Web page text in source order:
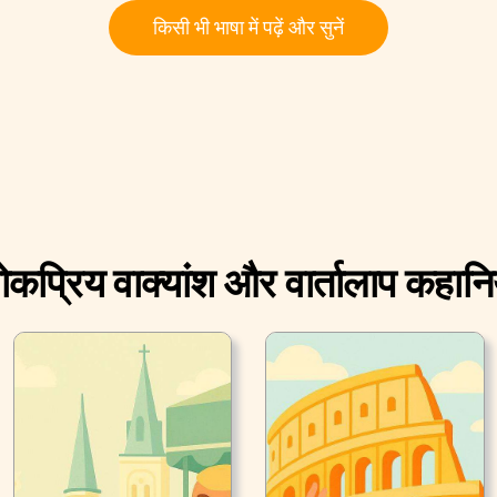
किसी भी भाषा में पढ़ें और सुनें
वाक्यांश और वार्तालाप